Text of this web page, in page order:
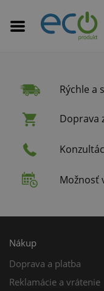
Rýchle a
Doprava
Možnosť
Nákup
Doprava a platba
Reklamácie a vrátenie